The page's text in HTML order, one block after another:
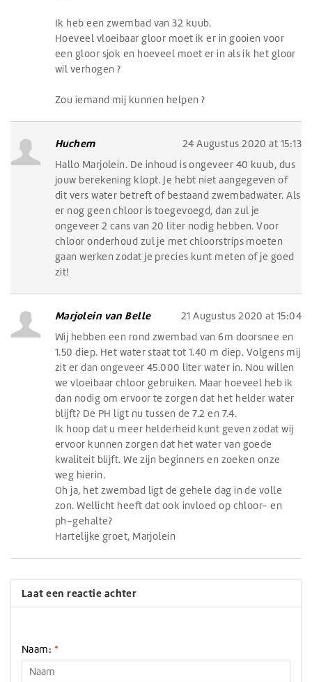
Ik heb een zwembad van 32 kuub.
Hoeveel vloeibaar gloor moet ik er in gooien voor
een gloor sjok en hoeveel moet er in als ik het gloor
wil verhogen ?
Zou iemand mij kunnen helpen ?
Huchem
24 Augustus 2020 at 15:13
Hallo Marjolein. De inhoud is ongeveer 40 kuub, dus
jouw berekening klopt. Je hebt niet aangegeven of
dit vers water betreft of bestaand zwembadwater. Als
er nog geen chloor is toegevoegd, dan zul je
ongeveer 2 cans van 20 liter nodig hebben. Voor
chloor onderhoud zul je met chloorstrips moeten
gaan werken zodat je precies kunt meten of je goed
zit!
Marjolein van Belle
21 Augustus 2020 at 15:04
Wij hebben een rond zwembad van 6m doorsnee en
1.50 diep. Het water staat tot 1.40 m diep. Volgens mij
zit er dan ongeveer 45.000 liter water in. Nou willen
we vloeibaar chloor gebruiken. Maar hoeveel heb ik
dan nodig om ervoor te zorgen dat het helder water
blijft? De PH ligt nu tussen de 7.2 en 7.4.
Ik hoop dat u meer helderheid kunt geven zodat wij
ervoor kunnen zorgen dat het water van goede
kwaliteit blijft. We zijn beginners en zoeken onze
weg hierin.
Oh ja, het zwembad ligt de gehele dag in de volle
zon. Wellicht heeft dat ook invloed op chloor- en
ph-gehalte?
Hartelijke groet, Marjolein
Laat een reactie achter
Naam: *